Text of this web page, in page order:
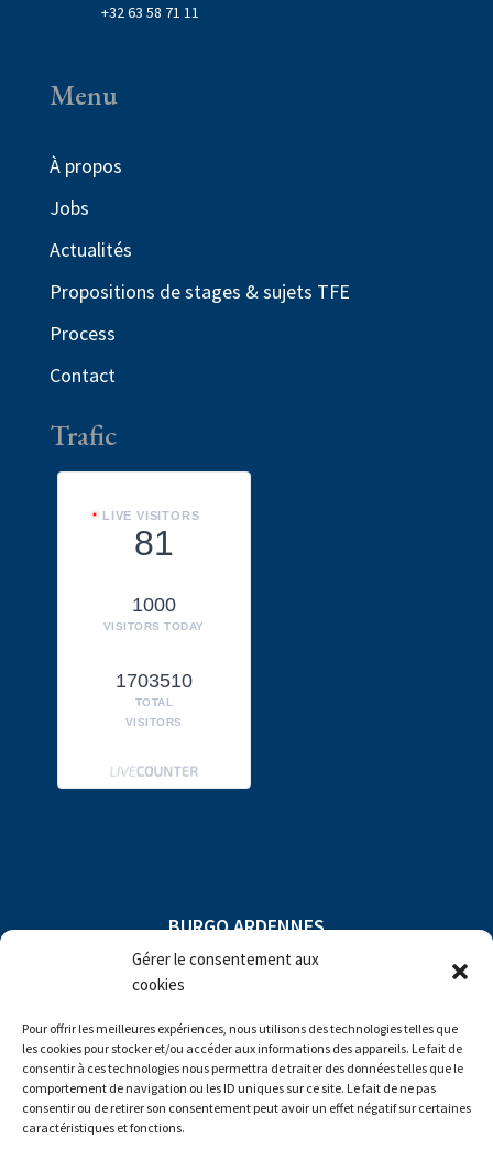
Gérer le consentement aux
cookies
Pour offrir les meilleures expériences, nous utilisons des technologies telles que
les cookies pour stocker et/ou accéder aux informations des appareils. Le fait de
consentir à ces technologies nous permettra de traiter des données telles que le
comportement de navigation ou les ID uniques sur ce site. Le fait de ne pas
consentir ou de retirer son consentement peut avoir un effet négatif sur certaines
caractéristiques et fonctions.
+32 63 58 71 11
Menu
À propos
Jobs
Actualités
Propositions de stages & sujets TFE
Process
Contact
Trafic
LIVE VISITORS
81
1000
VISITORS TODAY
1703510
TOTAL
VISITORS
BURGO ARDENNES
Compagny subject to direction and
coordination of